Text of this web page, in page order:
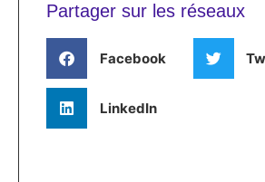
Partager sur les réseaux
Facebook
LinkedIn